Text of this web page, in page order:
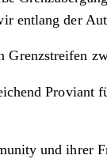
entlang der
Proviant
und